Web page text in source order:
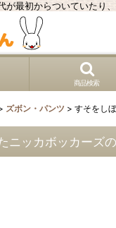
最初からついていた
商品検索
ズボン・パンツ > すそをし
ニッカボッカーズ